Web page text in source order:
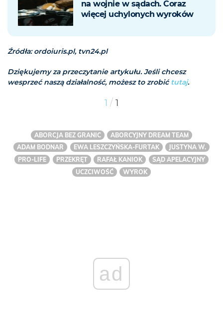
na wojnie w sądach. Coraz
więcej uchylonych wyroków
Źródła: ordoiuris.pl, tvn24.pl
Dziękujemy za przeczytanie artykułu. Jeśli chcesz
wesprzeć naszą działalność, możesz to zrobićtutaj.
1 / 1
ABORCJA BEZ GRANIC
ABORCYJNY DREAM TEAM
ADAM BODNAR
EWA LESZCZYŃSKA-FURTAK
JUSTYNA W.
PRO-LIFE
PRZEKRĘT RAFAŁ KANIOK
SĄD APELACYJNY
UCZCIWOŚĆ
WYROK
ad